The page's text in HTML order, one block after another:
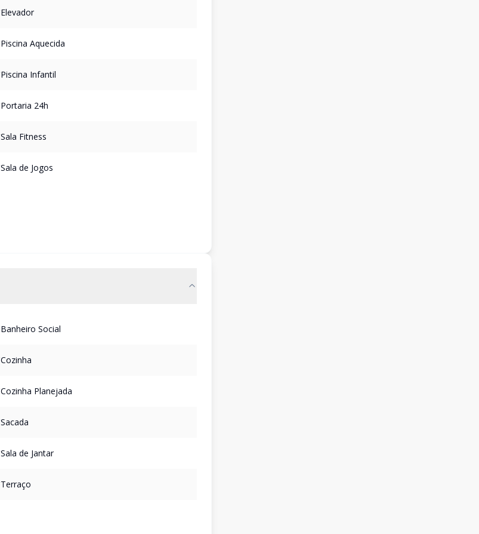
Elevador
Piscina Aquecida
Piscina Infantil
Portaria 24h
Sala Fitness
Sala de Jogos
Banheiro Social
Cozinha
Cozinha Planejada
Sacada
Sala de Jantar
Terraço